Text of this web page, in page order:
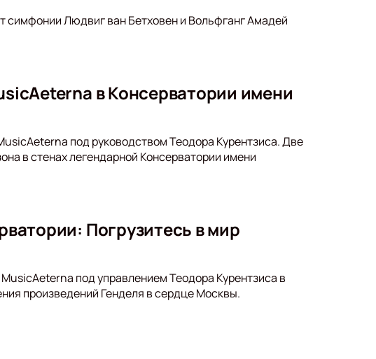
симфонии Людвиг ван Бетховен и Вольфганг Амадей
в Консерватории имени
под руководством Теодора Курентзиса. Две
в стенах легендарной Консерватории имени
Погрузитесь в мир
под управлением Теодора Курентзиса в
произведений Генделя в сердце Москвы.